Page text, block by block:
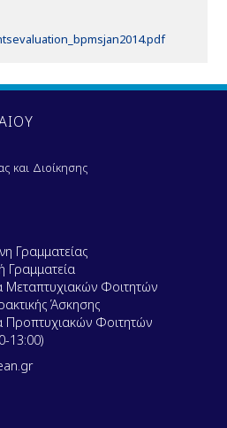
και Διοίκησης
Γραμματείας
Γραμματεία
Μεταπτυχιακών Φοιτητών
Άσκησης
Προπτυχιακών Φοιτητών
13:00)